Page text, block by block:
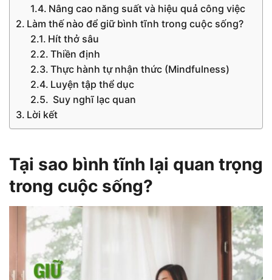
Nâng cao năng suất và hiệu quả công việc
Làm thế nào để giữ bình tĩnh trong cuộc sống?
Hít thở sâu
Thiền định
Thực hành tự nhận thức (Mindfulness)
Luyện tập thể dục
Suy nghĩ lạc quan
Lời kết
Tại sao bình tĩnh lại quan trọng
trong cuộc sống?